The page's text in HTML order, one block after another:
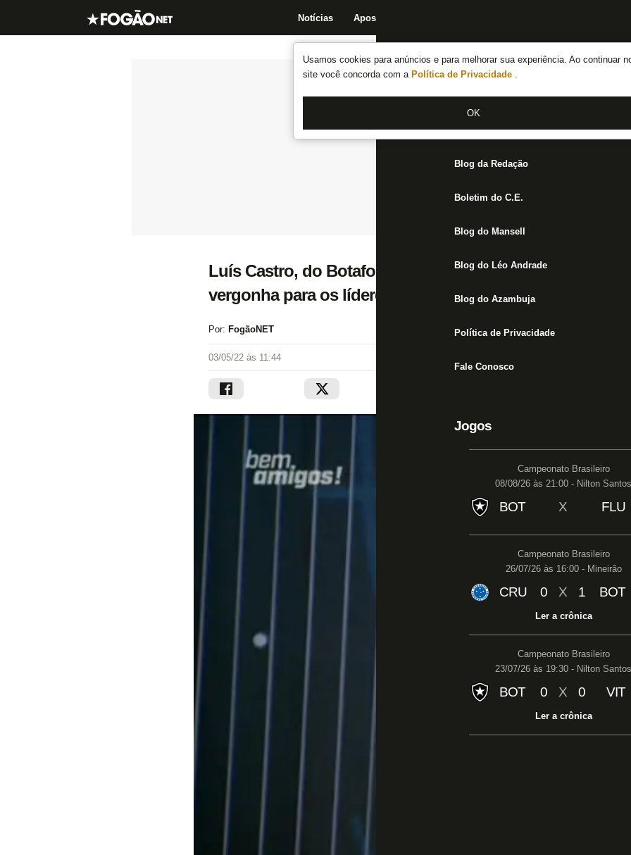
Usamos cookies para anúncios e para melhorar sua experiência. Ao continuar
site você concorda com a Política de Privacidade .
OK
Notícias Apostas
Notícias do Botafogo
Fórum
Jogos
Blog da Redação
Boletim do C.E.
Blog do Mansell
Blog do Léo Andrade
Blog do Azambuja
Política de Privacidade
Fale Conosco
Jogos
Campeonato Brasileiro
08/08/26 às 21:00 - Nilton Santos
BOT X FLU
Campeonato Brasileiro
26/07/26 às 16:00 - Mineirão
CRU 0 X 1 BOT
Ler a crônica
Campeonato Brasileiro
23/07/26 às 19:30 - Nilton Santos
BOT 0 X 0 VIT
Ler a crônica
Luís Castro, do Botafogo, faz duras críticas à guerra na
vergonha para os líderes mundiais’
Por: FogãoNET
03/05/22 às 11:44